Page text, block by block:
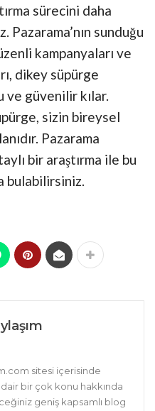
sürecini daha
sunduğu
kampanyaları ve
dikey süpürge
ve güvenilir kılar.
sizin bireysel
Pazarama
bir araştırma ile bu
bulabilirsiniz.
sitesi içerisinde
bir çok konu hakkında
geniş kapsamlı blog